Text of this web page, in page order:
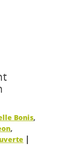
Bonis,
,
|